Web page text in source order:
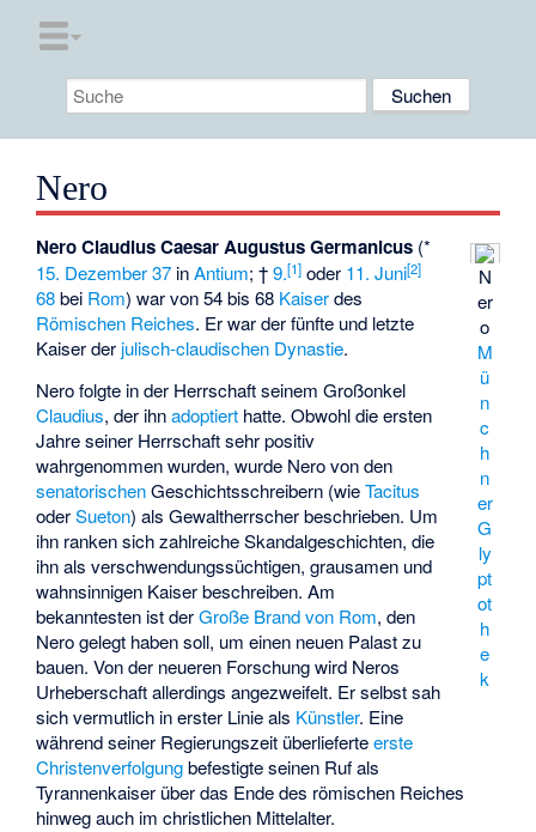
Nero
N
er
o
M
ü
n
c
h
n
er
G
ly
pt
ot
h
e
k
Nero Claudius Caesar Augustus Germanicus (*
15. Dezember 37 inAntium; †9.[1] oder 11. Juni[2]
68bei Rom) war von 54 bis 68 Kaiserdes
Römischen Reiches. Er war der fünfte und letzte
Kaiser der julisch-claudischen Dynastie.
Nero folgte in der Herrschaft seinem Großonkel
Claudius, der ihnadoptiert hatte. Obwohl die ersten
Jahre seiner Herrschaft sehr positiv
wahrgenommen wurden, wurde Nero von den
senatorischenGeschichtsschreibern (wieTacitus
oderSueton) als Gewaltherrscher beschrieben. Um
ihn ranken sich zahlreiche Skandalgeschichten, die
ihn als verschwendungssüchtigen, grausamen und
wahnsinnigen Kaiser beschreiben. Am
bekanntesten ist derGroße Brand von Rom, den
Nero gelegt haben soll, um einen neuen Palast zu
bauen. Von der neueren Forschung wird Neros
Urheberschaft allerdings angezweifelt. Er selbst sah
sich vermutlich in erster Linie als Künstler. Eine
während seiner Regierungszeit überlieferteerste
Christenverfolgungbefestigte seinen Ruf als
Tyrannenkaiser über das Ende des römischen Reiches
hinweg auch im christlichen Mittelalter.